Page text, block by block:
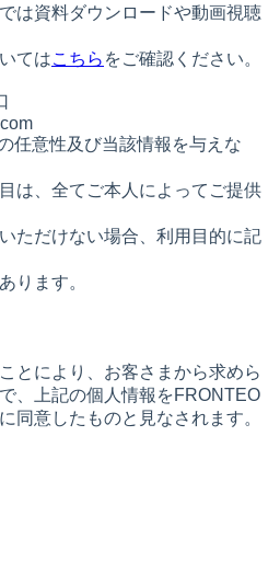
は資料ダウンロードや動画視聴
てはこちら をご確認ください。
任意性及び当該情報を与えな
は、全てご本人によってご提供
ただけない場合、利用目的に記
ります。
とにより、お客さまから求めら
、上記の個人情報をFRONTEO
同意したものと見なされます。